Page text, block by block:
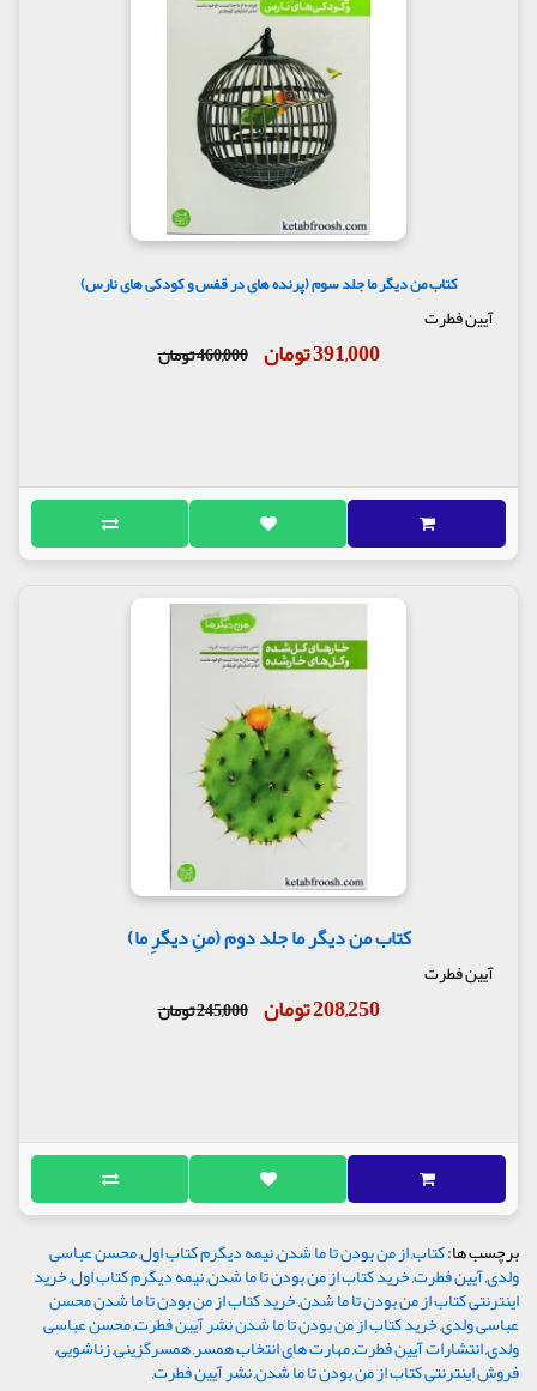
کتاب من دیگر ما جلد سوم (پرنده های در قفس و کودکی های نارس)
آیین فطرت
391,000 تومان 460,000 تومان
کتاب من دیگر ما جلد دوم (منِ دیگرِ ما)
آیین فطرت
208,250 تومان 245,000 تومان
برچسب ها:کتاب,از من بودن تا ما شدن,نیمه دیگرم کتاب اول,محسن عباسی
ولدی,آیین فطرت,خرید کتاب از من بودن تا ما شدن,نیمه دیگرم کتاب اول,خرید
اینترنتی کتاب از من بودن تا ما شدن,خرید کتاب از من بودن تا ما شدن محسن
عباسی ولدی,خرید کتاب از من بودن تا ما شدن نشر آیین فطرت,محسن عباسی
ولدی,انتشارات آیین فطرت,مهارت های انتخاب همسر,همسرگزینی,زناشویی,
فروش اینترنتی کتاب از من بودن تا ما شدن,نشر آیین فطرت,